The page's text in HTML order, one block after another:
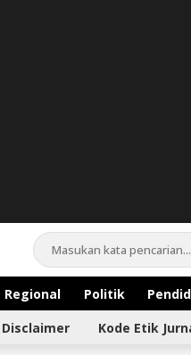
Regional Politik
Disclaimer Kode Etik